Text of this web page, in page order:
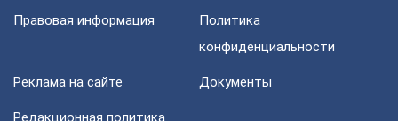
Правовая информация
Политика
конфиденциальности
Реклама на сайте Документы
Редакционная политика